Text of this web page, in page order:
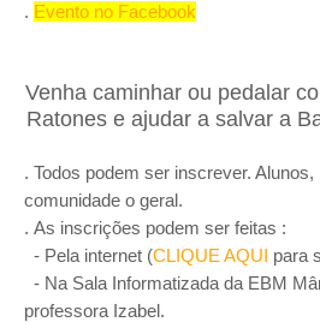
. Evento no Facebook
Venha caminhar ou pedalar
Ratones e ajudar a salvar a
. Todos podem ser inscrever.
comunidade o geral.
. As inscrições podem ser feitas :
- Pela internet (CLIQUE AQUI para
- Na Sala Informatizada da EBM
professora Izabel.